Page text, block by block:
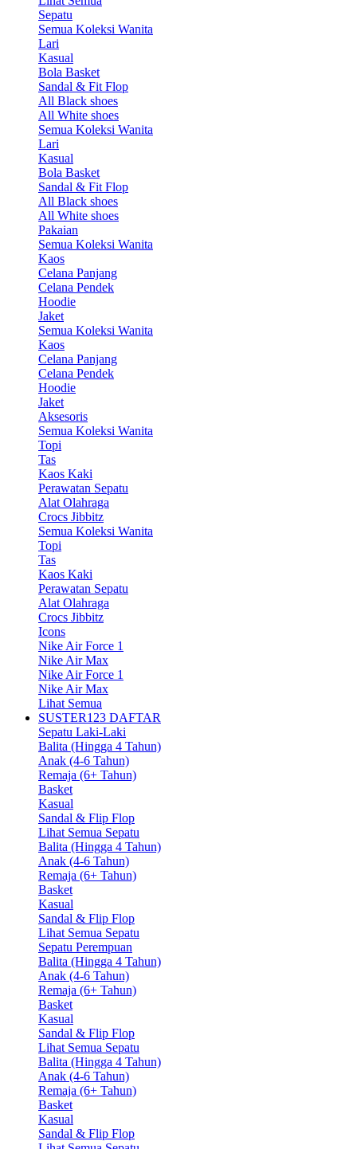
Sepatu
Semua Koleksi Wanita
Lari
Kasual
Bola Basket
Sandal & Fit Flop
All Black shoes
All White shoes
Semua Koleksi Wanita
Lari
Kasual
Bola Basket
Sandal & Fit Flop
All Black shoes
All White shoes
Pakaian
Semua Koleksi Wanita
Kaos
Celana Panjang
Celana Pendek
Hoodie
Jaket
Semua Koleksi Wanita
Kaos
Celana Panjang
Celana Pendek
Hoodie
Jaket
Aksesoris
Semua Koleksi Wanita
Topi
Tas
Kaos Kaki
Perawatan Sepatu
Alat Olahraga
Crocs Jibbitz
Semua Koleksi Wanita
Topi
Tas
Kaos Kaki
Perawatan Sepatu
Alat Olahraga
Crocs Jibbitz
Icons
Nike Air Force 1
Nike Air Max
Nike Air Force 1
Nike Air Max
Lihat Semua
SUSTER123 DAFTAR
Sepatu Laki-Laki
Balita (Hingga 4 Tahun)
Anak (4-6 Tahun)
Remaja (6+ Tahun)
Basket
Kasual
Sandal & Flip Flop
Lihat Semua Sepatu
Balita (Hingga 4 Tahun)
Anak (4-6 Tahun)
Remaja (6+ Tahun)
Basket
Kasual
Sandal & Flip Flop
Lihat Semua Sepatu
Sepatu Perempuan
Balita (Hingga 4 Tahun)
Anak (4-6 Tahun)
Remaja (6+ Tahun)
Basket
Kasual
Sandal & Flip Flop
Lihat Semua Sepatu
Balita (Hingga 4 Tahun)
Anak (4-6 Tahun)
Remaja (6+ Tahun)
Basket
Kasual
Sandal & Flip Flop